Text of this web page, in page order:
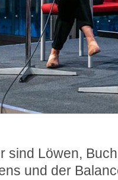
sind Löwen,
und der